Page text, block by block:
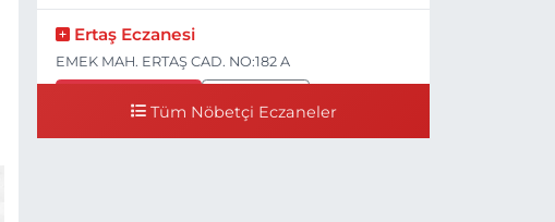
Ertaş Eczanesi
EMEK MAH. ERTAŞ CAD. NO:182 A
Tüm Nöbetçi Eczaneler